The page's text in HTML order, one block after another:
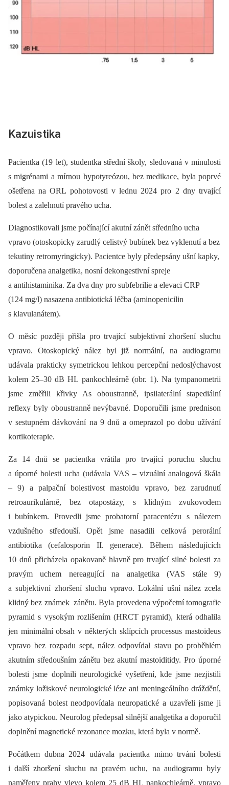
Kazuistika
Pacientka (19 let), studentka střední školy, sledovaná v minulosti
s migrénami a mírnou hypotyreózou, bez medikace, byla poprvé
ošetřena na ORL pohotovosti v lednu 2024 pro 2 dny trvající
bolest a zalehnutí pravého ucha.
Diagnostikovali jsme počínající akutní zánět středního ucha
vpravo (otoskopicky zarudlý celistvý bubínek bez vyklenutí a bez
tekutiny retromyringicky). Pacientce byly předepsány ušní kapky,
doporučena analgetika, nosní dekongestivní spreje
a antihistaminika. Za dva dny pro subfebrilie a elevaci CRP
(124 mg/l) nasazena antibiotická léčba (aminopenicilin
s klavulanátem).
O měsíc později přišla pro trvající subjektivní zhoršení sluchu
vpravo. Otoskopický nález byl již normální, na audiogramu
udávala prakticky symetrickou lehkou percepční nedoslýchavost
kolem 25–30 dB HL pankochleárně (obr. 1). Na tympanometrii
jsme změřili křivky As oboustranně, ipsilaterální stapediální
reflexy byly oboustranně nevýbavné. Doporučili jsme prednison
v sestupném dávkování na 9 dnů a omeprazol po dobu užívání
kortikoterapie.
Za 14 dnů se pacientka vrátila pro trvající poruchu sluchu
a úporné bolesti ucha (udávala VAS –⁠ vizuální analogová škála
–⁠ 9) a palpační bolestivost mastoidu vpravo, bez zarudnutí
retroaurikulárně, bez otapostázy, s klidným zvukovodem
i bubínkem. Provedli jsme probatorní paracentézu s nálezem
vzdušného středouší. Opět jsme nasadili celková perorální
antibiotika (cefalosporin II. generace). Během následujících
10 dnů přicházela opakovaně hlavně pro trvající silné bolesti za
pravým uchem nereagující na analgetika (VAS stále 9)
a subjektivní zhoršení sluchu vpravo. Lokální ušní nález zcela
klidný bez známek zánětu. Byla provedena výpočetní tomografie
pyramid s vysokým rozlišením (HRCT pyramid), která odhalila
jen minimální obsah v některých sklípcích processus mastoideus
vpravo bez rozpadu sept, nález odpovídal stavu po proběhlém
akutním středoušním zánětu bez akutní mastoiditidy. Pro úporné
bolesti jsme doplnili neurologické vyšetření, kde jsme nezjistili
známky ložiskové neurologické léze ani meningeálního dráždění,
popisovaná bolest neodpovídala neuropatické a uzavřeli jsme ji
jako atypickou. Neurolog předepsal silnější analgetika a doporučil
doplnění magnetické rezonance mozku, která byla v normě.
Počátkem dubna 2024 udávala pacientka mimo trvání bolesti
i další zhoršení sluchu na pravém uchu, na audiogramu byly
naměřeny prahy vlevo kolem 25 dB HL pankochleárně, vpravo